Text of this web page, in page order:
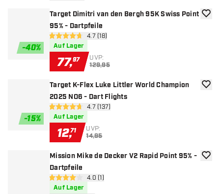
-40%
Target Dimitri van den Bergh 95K Swiss Point
95% - Dartpfeile
Bewertungsbereich öffnen
4.7 Bewertungssterne
4.7 (18)
Auf Lager
77,97 UVP:
129,95
Zur
-15%
Target K-Flex Luke Littler World Champion
2025 NO6 - Dart Flights
Bewertungsbereich öffnen
4.7 Bewertungssterne
4.7 (137)
Auf Lager
12,71 UVP:
14,95
Zur
Mission Mike de Decker V2 Rapid Point 95% -
Dartpfeile
Bewertungsbereich öffnen
4 Bewertungssterne
4.0 (1)
Auf Lager
Zur